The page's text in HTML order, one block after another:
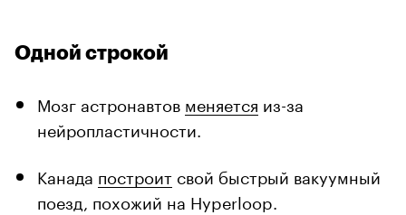
Одной строкой
Мозг астронавтов меняется из-за
нейропластичности.
Канада построит свой быстрый вакуумный
поезд, похожий на Hyperloop.